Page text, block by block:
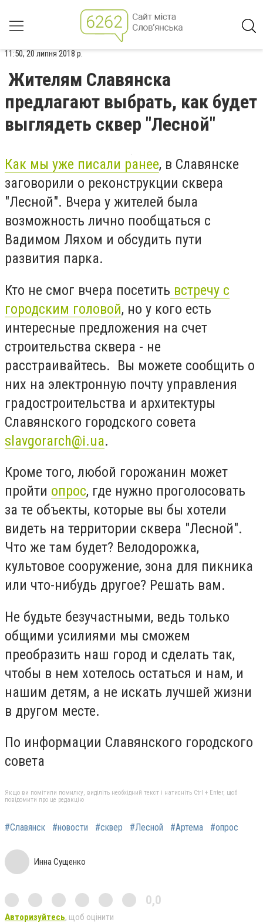
11:50, 20 липня 2018 р.
Жителям Славянска
предлагают выбрать, как будет
выглядеть сквер "Лесной"
Как мы уже писали ранее, в Славянске
заговорили о реконструкции сквера
"Лесной". Вчера у жителей была
возможность лично пообщаться с
Вадимом Ляхом и обсудить пути
развития парка.
Кто не смог вчера посетить встречу с
городским головой, но у кого есть
интересные предложения на счет
строительства сквера - не
расстраивайтесь. Вы можете сообщить о
них на электронную почту управления
градостроительства и архитектуры
Славянского городского совета
slavgorarch@i.ua.
Кроме того, любой горожанин может
пройти опрос, где нужно проголосовать
за те объекты, которые вы бы хотели
видеть на территории сквера "Лесной".
Что же там будет? Велодорожка,
культовое сооружение, зона для пикника
или что-нибудь другое? Решать вам.
Не будьте безучастными, ведь только
общими усилиями мы сможем
преобразить наш город и сделать так,
чтобы в нем хотелось остаться и нам, и
нашим детям, а не искать лучшей жизни
в другом месте.
По информации Славянского городского
совета
Якщо ви помітили помилку, виділіть необхідний текст і натисніть Ctrl + Enter, щоб
повідомити про це редакцію
#Славянск #новости #сквер #Лесной #Артема #опрос
Инна Сущенко
0,0
Авторизуйтесь, щоб оцінити